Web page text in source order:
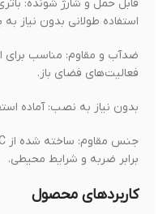
استفاده طولانی بدون نیاز به
ضدآب و مقاوم: مناسب برای
فعالیت‌های فضای باز.
بدون نیاز به نصب: آماده
برابر ضربه و شرایط محیطی.
کاربردهای محصول